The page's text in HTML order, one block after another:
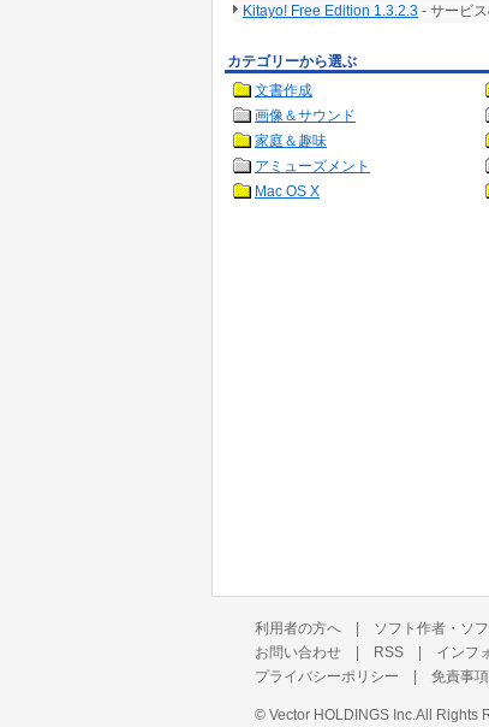
Kitayo! Free Edition 1.3.2.3 - サービ
カテゴリーから選ぶ
文書作成
画像＆サウンド
家庭＆趣味
アミューズメント
Mac OS X
利用者の方へ | ソフト作者・ソ
お問い合わせ | RSS | インフ
プライバシーポリシー | 免責事項
© Vector HOLDINGS Inc. All Rights